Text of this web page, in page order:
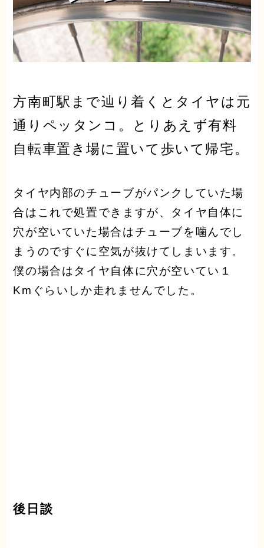
方南町駅まで辿り着くとタイヤは元
通りペッタンコ。とりあえず有料
自転車置き場に置いて歩いて帰宅。
タイヤ内部のチューブがパンクしていた場
合はこれで処置できますが、タイヤ自体に
穴が空いていた場合はチューブを噛んでし
まうのですぐに空気が抜けてしまいます。
僕の場合はタイヤ自体に穴が空いてい１
Kmぐらいしか走れませんでした。
後日談